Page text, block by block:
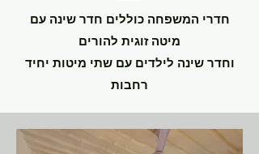
חדרי המשפחה כוללים חדר שינה עם
מיטה זוגית להורים
וחדר שינה לילדים עם שתי מיטות יחיד
רחבות